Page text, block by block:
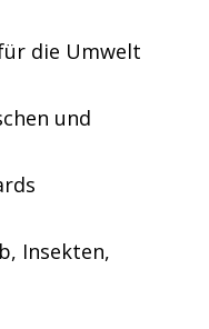
die Umwelt
und
Insekten,